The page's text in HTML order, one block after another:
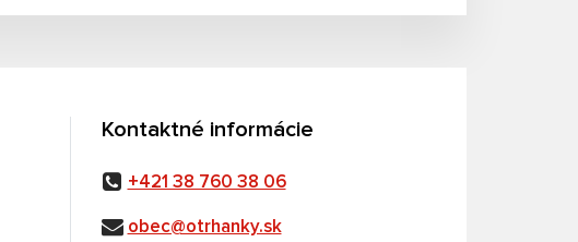
Kontaktné informácie
+421 38 760 38 06
obec@otrhanky.sk